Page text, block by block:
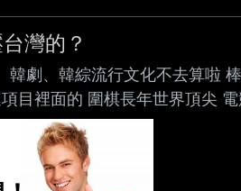
灣的？
劇、韓綜流行文化不去算啦
目裡面的 圍棋長年世界頂尖
某元年 但只成功一個台積電
多 但這已經不是人比較多 可
練到世界前段班 所以韓國到